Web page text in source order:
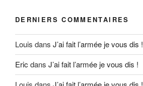
DERNIERS COMMENTAIRES
Louis dans J’ai fait l’armée je vous dis !
Eric dans J’ai fait l’armée je vous dis !